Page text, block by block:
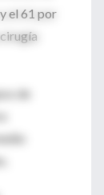
el 61 por
de